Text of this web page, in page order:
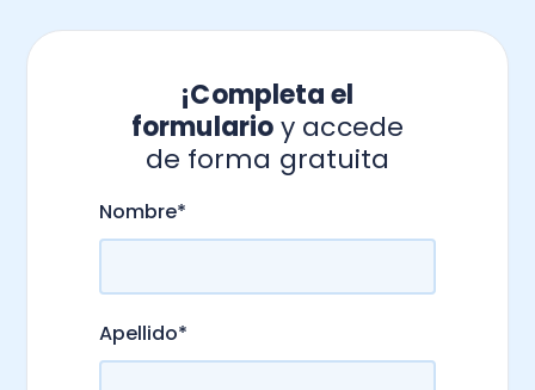
¡Completa el
formularioy accede
de forma gratuita
Nombre*
Apellido*